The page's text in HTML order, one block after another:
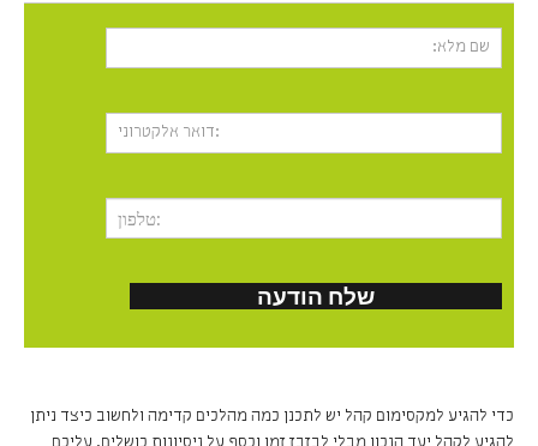
כדי להגיע למקסימום קהל יש לתכנן כמה מהלכים קדימה ולחשוב כיצד ניתן